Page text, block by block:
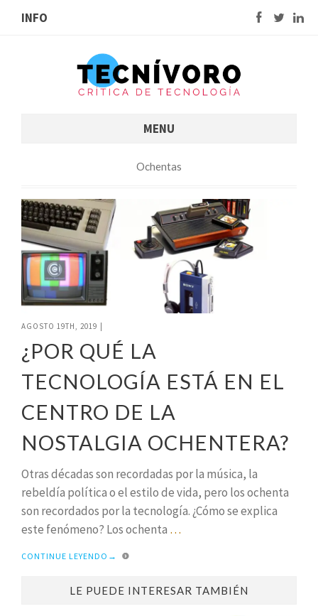
INFO
MENU
Ochentas
AGOSTO 19TH, 2019
¿POR QUÉ LA
TECNOLOGÍA ESTÁ EN EL
CENTRO DE LA
NOSTALGIA OCHENTERA?
Otras décadas son recordadas por la música, la
rebeldía política o el estilo de vida, pero los ochenta
son recordados por la tecnología. ¿Cómo se explica
este fenómeno? Los ochenta …
CONTINUE LEYENDO →
LE PUEDE INTERESAR TAMBIÉN